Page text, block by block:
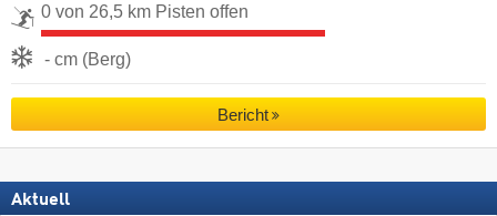
0 von 26,5 km Pisten offen
- cm (Berg)
Bericht
Aktuell